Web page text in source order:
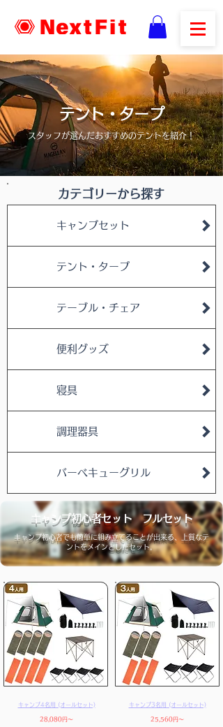
​テント・タープ
スタッフが選んだおすすめのテントを紹介！
カテゴリーから探す
キャンプセット
テント・タープ
便利グッズ
テーブル・チェア
バーベキューグリル
調理器具
寝具
キャンプ初心者でも簡単に組み立てることが出来る、上質なテ
ントをメインとしたセット。
キャンプ初心者セット フルセット
キャンプ4名用 (オールセット)
28,080円～
キャンプ3名用 (オールセット)
25,560円～